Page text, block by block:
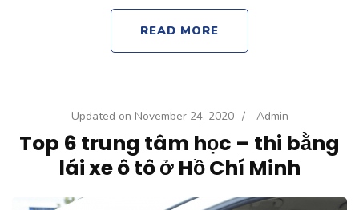
READ MORE
Updated on November 24, 2020 / Admin
Top 6 trung tâm học – thi bằng
lái xe ô tô ở Hồ Chí Minh